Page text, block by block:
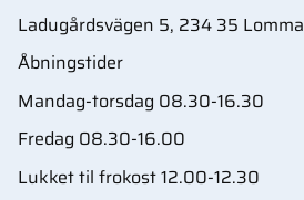
Ladugårdsvägen 5, 234 35 Lomma
Åbningstider
Mandag-torsdag 08.30-16.30
Fredag 08.30-16.00
Lukket til frokost 12.00-12.30